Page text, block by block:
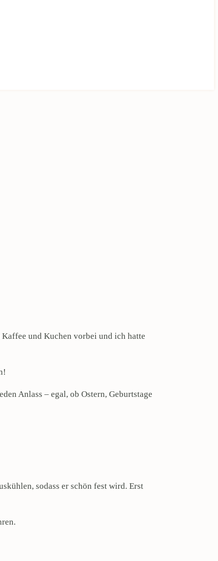
und Kuchen vorbei und ich hatte
Anlass – egal, ob Ostern, Geburtstage
sodass er schön fest wird. Erst